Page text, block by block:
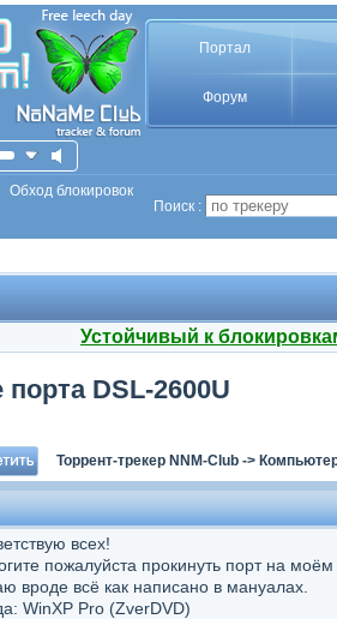
Портал
Форум
Обход блокировок
Поиск :
Устойчивый к
DSL-2600U
Торрент-трекер NNM-Club ->
всех!
пожалуйста прокинуть порт на
вроде всё как написано в мануалах.
WinXP Pro (ZverDVD)